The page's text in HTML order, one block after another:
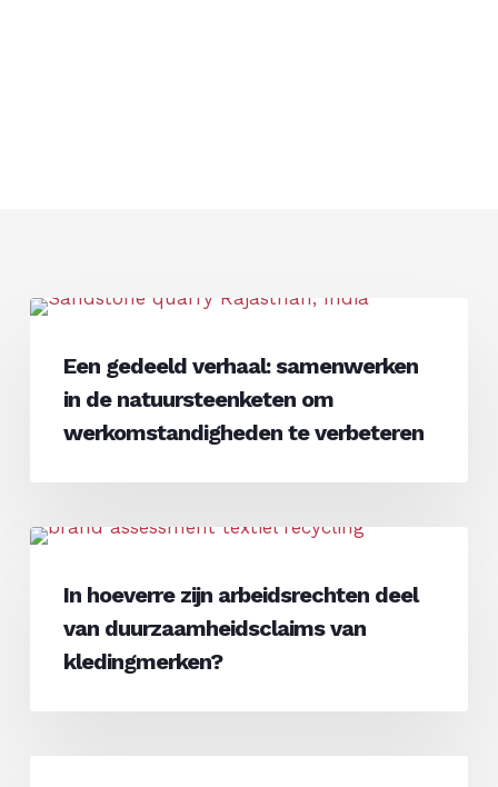
Een
verhaal:
samenwerken
natuursteenketen
werkomstandigheden
verbeteren
Een gedeeld verhaal: samenwerken
in de natuursteenketen om
werkomstandigheden te verbeteren
In
arbeidsrechten
deel
duurzaamheidsclaims
In hoeverre zijn arbeidsrechten deel
van duurzaamheidsclaims van
kledingmerken?